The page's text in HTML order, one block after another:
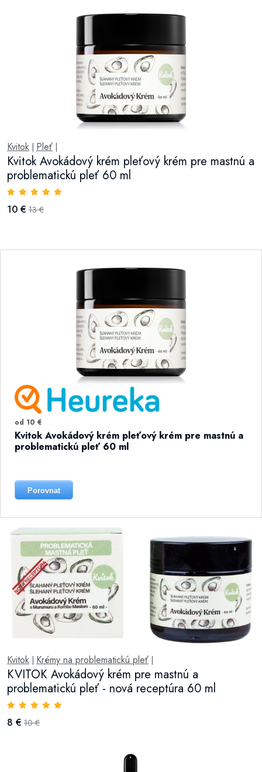
Kvitok Pleť
Kvitok Avokádový krém pleťový krém pre mastnú a
problematickú pleť 60 ml
10 € 13 €
od 10 €
Kvitok Avokádový krém pleťový krém pre mastnú a
problematickú pleť 60 ml
Porovnat
Kvitok Krémy na problematickú pleť
KVITOK Avokádový krém pre mastnú a
problematickú pleť - nová receptúra 60 ml
8 € 10 €